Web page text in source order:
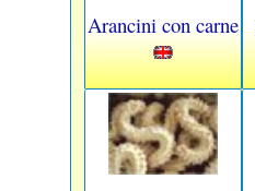
Arancini con carne